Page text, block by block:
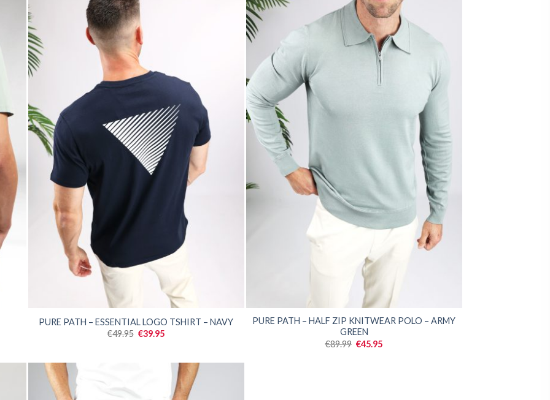
SALE
PURE PATH – ESSENTIAL LOGO TSHIRT – NAVY
€49.95 Oorspronkelijke
€39.95Huidige
SALE
PURE PATH – HALF ZIP KNITWEAR POLO – ARMY
GREEN
€89.99 Oorspronkelijke
€45.95Huidige